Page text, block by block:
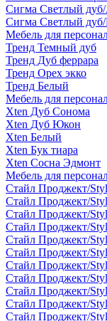
Сигма Светлый
Сигма Светлый
Мебель для
Тренд Темный дуб
Тренд Дуб феррара
Тренд Орех экко
Тренд Белый
Мебель для
Xten Дуб Сонома
Xten Дуб Юкон
Xten Белый
Xten Бук тиара
Xten Сосна Эдмонт
Мебель для
Стайл Проджект/
Стайл Проджект/
Стайл Проджект/
Стайл Проджект/
Стайл Проджект/
Стайл Проджект/
Стайл Проджект/
Стайл Проджект/
Стайл Проджект/
Стайл Проджект/
Стайл Проджект/